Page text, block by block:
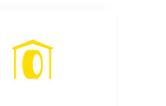
kół. Zapewniamy
komfort jazdy i
żywotność opon.